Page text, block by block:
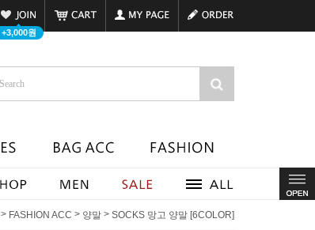
+3,000원
> FASHION ACC > 양말 > SOCKS 망고 양말 [6COLOR]